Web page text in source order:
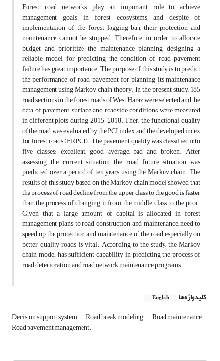
Forest road networks play an important role to achieve
management goals in forest ecosystems and despite of
implementation of the forest logging ban, their protection and
maintenance cannot be stopped. Therefore, in order to allocate
budget and prioritize the maintenance planning, designing a
reliable model for predicting the condition of road pavement
failure has great importance. The purpose of this study is to predict
the performance of road pavement for planning its maintenance
management using Markov chain theory. In the present study, 185
road sections in the forest roads of West Haraz were selected and the
data of pavement, surface and roadside conditions were measured
in different plots during 2015-2018. Then, the functional quality
of the road was evaluated by the PCI index and the developed index
for forest roads (FRPCI). The pavement quality was classified into
five classes: excellent, good, average, bad and broken. After
assessing the current situation, the road future situation was
predicted over a period of ten years using the Markov chain. The
results of this study based on the Markov chain model showed that
the process of road decline from the upper class to the good is faster
than the process of changing it from the middle class to the poor.
Given that a large amount of capital is allocated in forest
management plans to road construction and maintenance, need to
speed up the protection and maintenance of the road, especially on
better quality roads is vital. According to the study, the Markov
chain model has sufficient capability in predicting the process of
road deterioration and road network maintenance programs.
کلیدواژه‌ها English
Decision support system Road break modeling Road maintenance
Road pavement management.